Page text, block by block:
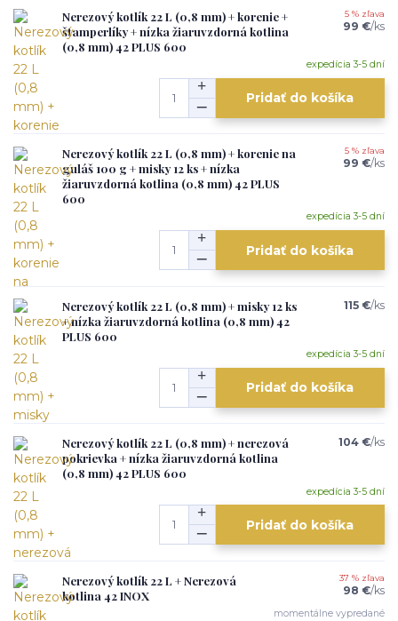
Nerezový kotlík 22 L (0,8 mm) + korenie +
štamperlíky + nízka žiaruvzdorná kotlina
(0,8 mm) 42 PLUS 600
5 % zľava
99 €/ks
expedícia 3-5 dní
Pridať do košíka
Nerezový kotlík 22 L (0,8 mm) + korenie na
guláš 100 g + misky 12 ks + nízka
žiaruvzdorná kotlina (0,8 mm) 42 PLUS
600
5 % zľava
99 €/ks
expedícia 3-5 dní
Pridať do košíka
Nerezový kotlík 22 L (0,8 mm) + misky 12 ks
+ nízka žiaruvzdorná kotlina (0,8 mm) 42
PLUS 600
115 €/ks
expedícia 3-5 dní
Pridať do košíka
Nerezový kotlík 22 L (0,8 mm) + nerezová
pokrievka + nízka žiaruvzdorná kotlina
(0,8 mm) 42 PLUS 600
104 €/ks
expedícia 3-5 dní
Pridať do košíka
Nerezový kotlík 22 L + Nerezová
kotlina 42 INOX
37 % zľava
98 €/ks
momentálne vypredané